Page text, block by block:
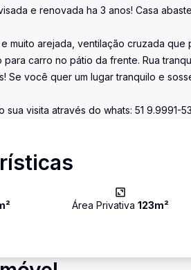
e renovada ha 3 anos! Casa
muito arejada, ventilação cruzada
carro no pátio da frente. Rua
Se você quer um lugar tranquilo e
sua visita através do whats: 51 9.9991-
Área Privativa 123m²